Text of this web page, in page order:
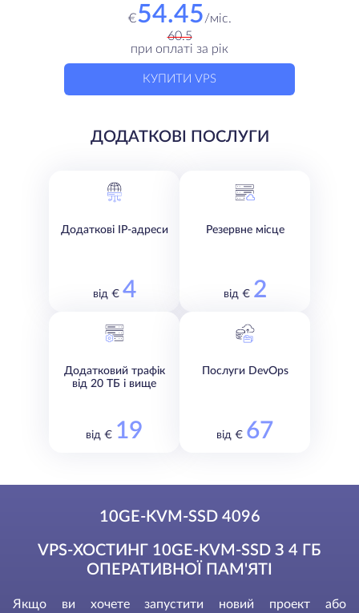
€54.45/міс.
60.5
при оплаті за рік
КУПИТИ VPS
ДОДАТКОВІ ПОСЛУГИ
Додаткові IP-адреси
від € 4
Резервне місце
від € 2
Додатковий трафік
від 20 ТБ і вище
від € 19
Послуги DevOps
від € 67
10GE-KVM-SSD 4096
VPS-ХОСТИНГ 10GE-KVM-SSD З 4 ГБ
ОПЕРАТИВНОЇ ПАМ'ЯТІ
Якщо ви хочете запустити новий проект або